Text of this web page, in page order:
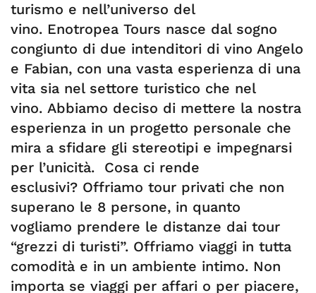
turismo e nell’universo del
vino. Enotropea Tours nasce dal sogno
congiunto di due intenditori di vino Angelo
e Fabian, con una vasta esperienza di una
vita sia nel settore turistico che nel
vino. Abbiamo deciso di mettere la nostra
esperienza in un progetto personale che
mira a sfidare gli stereotipi e impegnarsi
per l’unicità. Cosa ci rende
esclusivi? Offriamo tour privati ​​che non
superano le 8 persone, in quanto
vogliamo prendere le distanze dai tour
“grezzi di turisti”. Offriamo viaggi in tutta
comodità e in un ambiente intimo. Non
importa se viaggi per affari o per piacere,